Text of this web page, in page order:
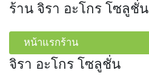
ร้าน จิรา อะโกร โซลูชั่น
หน้าแรกร้าน
จิรา อะโกร โซลูชั่น